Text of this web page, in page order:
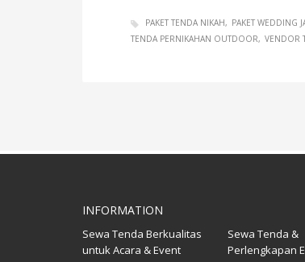
PAKET TENDA NIKAH PAKET WEDDING
TENDA PERNIKAHAN OUTDOOR
VENDOR
INFORMATION
Sewa Tenda Berkualitas
untuk Acara & Event
Sewa Tenda &
Perlengkapan